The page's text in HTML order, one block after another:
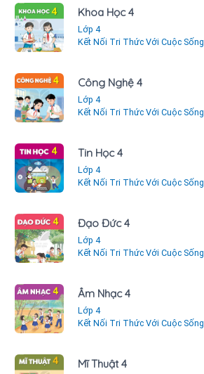
Khoa Học 4
Lớp 4
Kết Nối Tri Thức Với Cuộc Sống
Công Nghệ 4
Lớp 4
Kết Nối Tri Thức Với Cuộc Sống
Tin Học 4
Lớp 4
Kết Nối Tri Thức Với Cuộc Sống
Đạo Đức 4
Lớp 4
Kết Nối Tri Thức Với Cuộc Sống
Âm Nhạc 4
Lớp 4
Kết Nối Tri Thức Với Cuộc Sống
Mĩ Thuật 4